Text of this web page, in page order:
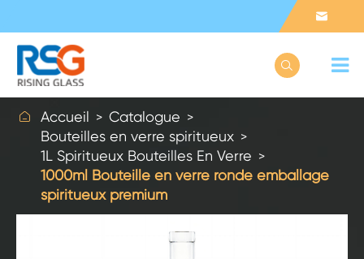


 Accueil
Catalogue
Bouteilles en verre spiritueux
1L Spiritueux Bouteilles En Verre
1000ml Bouteille en verre ronde emballage
spiritueux premium